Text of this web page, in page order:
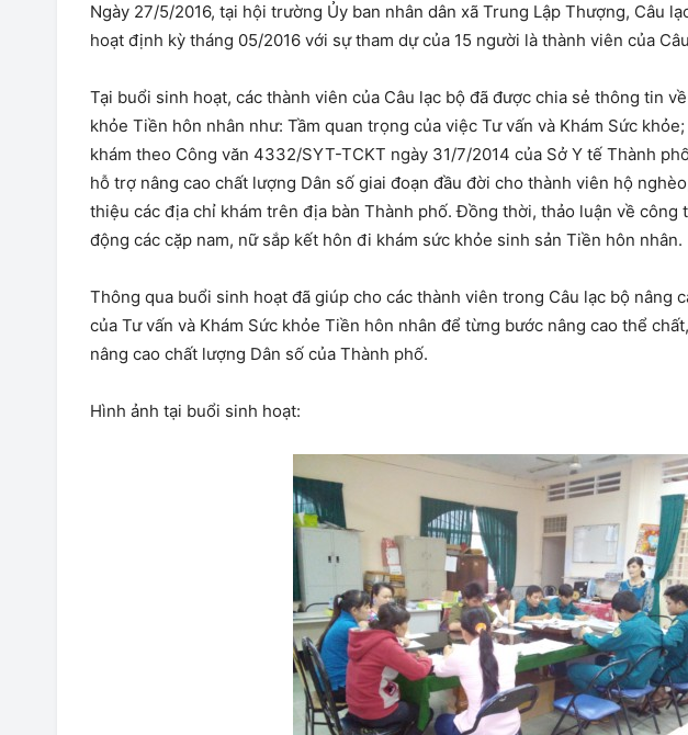
Ngày 27/5/2016, tại hội trường Ủy ban nhân dân xã Trung Lập Thượng, Câu
hoạt định kỳ tháng 05/2016 với sự tham dự của 15 người là thành viên của
Tại buổi sinh hoạt, các thành viên của Câu lạc bộ đã được chia sẻ thông tin
khỏe Tiền hôn nhân như: Tầm quan trọng của việc Tư vấn và Khám Sức
khám theo Công văn 4332/SYT-TCKT ngày 31/7/2014 của Sở Y tế Thành
hỗ trợ nâng cao chất lượng Dân số giai đoạn đầu đời cho thành viên hộ
thiệu các địa chỉ khám trên địa bàn Thành phố. Đồng thời, thảo luận về công
động các cặp nam, nữ sắp kết hôn đi khám sức khỏe sinh sản Tiền hôn nhân.
Thông qua buổi sinh hoạt đã giúp cho các thành viên trong Câu lạc bộ nâng
của Tư vấn và Khám Sức khỏe Tiền hôn nhân để từng bước nâng cao thể
nâng cao chất lượng Dân số của Thành phố.
Hình ảnh tại buổi sinh hoạt: